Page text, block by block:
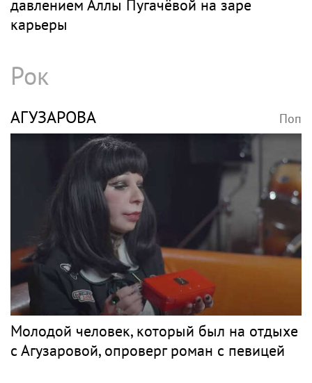
Певицу Кэти Перри в слитном купальнике
подловили на пляже с Трюдо
КОРОЛЁВА Поп